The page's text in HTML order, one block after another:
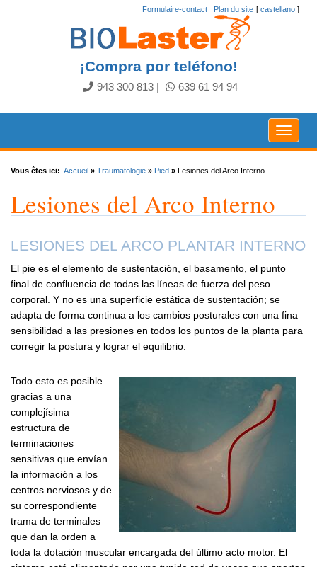
[ castellano ]
Formulaire-contact Plan du site
¡Compra por teléfono!
943 300 813 639 61 94 94
Toggle
Vous êtes ici: Accueil » Traumatologie » Pied » Lesiones del Arco Interno
Lesiones del Arco Interno
LESIONES DEL ARCO PLANTAR INTERNO
El pie es el elemento de sustentación, el basamento, el punto
final de confluencia de todas las líneas de fuerza del peso
corporal. Y no es una superficie estática de sustentación; se
adapta de forma continua a los cambios posturales con una fina
sensibilidad a las presiones en todos los puntos de la planta para
corregir la postura y lograr el equilibrio.
Todo esto es posible
gracias a una
complejísima
estructura de
terminaciones
sensitivas que envían
la información a los
centros nerviosos y de
su correspondiente
trama de terminales
que dan la orden a
toda la dotación muscular encargada del último acto motor. El